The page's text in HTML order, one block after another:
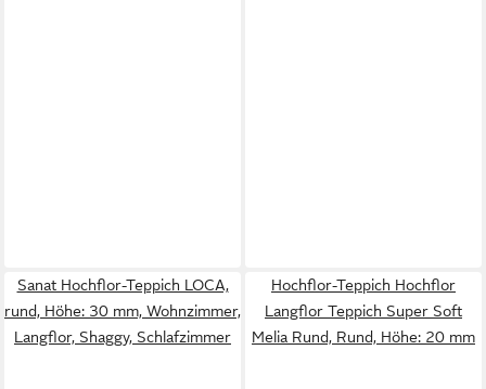
Sanat Hochflor-Teppich LOCA,
rund, Höhe: 30 mm, Wohnzimmer,
Langflor, Shaggy, Schlafzimmer
Hochflor-Teppich Hochflor
Langflor Teppich Super Soft
Melia Rund, Rund, Höhe: 20 mm